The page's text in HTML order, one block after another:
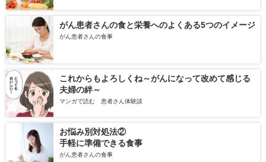
がん患者さんの食と栄養へのよくある5つのイメージ
がん患者さんの食事
これからもよろしくね～がんになって改めて感じる
夫婦の絆～
マンガで読む 患者さん体験談
お悩み別対処法②
手軽に準備できる食事
がん患者さんの食事